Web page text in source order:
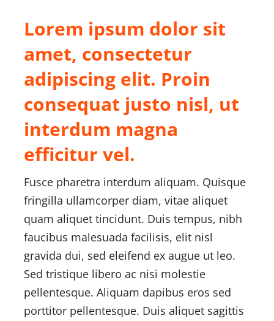
About Onwave
Lorem ipsum dolor sit
amet, consectetur
adipiscing elit. Proin
consequat justo nisl, ut
interdum magna
efficitur vel.
Fusce pharetra interdum aliquam. Quisque
fringilla ullamcorper diam, vitae aliquet
quam aliquet tincidunt. Duis tempus, nibh
faucibus malesuada facilisis, elit nisl
gravida dui, sed eleifend ex augue ut leo.
Sed tristique libero ac nisi molestie
pellentesque. Aliquam dapibus eros sed
porttitor pellentesque. Duis aliquet sagittis